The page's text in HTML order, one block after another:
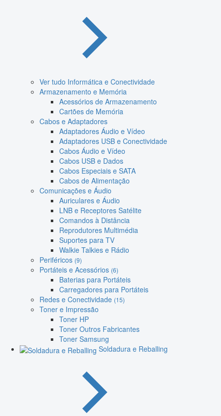
Ver tudo Informática e Conectividade
Armazenamento e Memória
Acessórios de Armazenamento
Cartões de Memória
Cabos e Adaptadores
Adaptadores Áudio e Vídeo
Adaptadores USB e Conectividade
Cabos Áudio e Vídeo
Cabos USB e Dados
Cabos Especiais e SATA
Cabos de Alimentação
Comunicações e Áudio
Auriculares e Áudio
LNB e Receptores Satélite
Comandos à Distância
Reprodutores Multimédia
Suportes para TV
Walkie Talkies e Rádio
Periféricos (9)
Portáteis e Acessórios (6)
Baterias para Portáteis
Carregadores para Portáteis
Redes e Conectividade (15)
Toner e Impressão
Toner HP
Toner Outros Fabricantes
Toner Samsung
Soldadura e Reballing